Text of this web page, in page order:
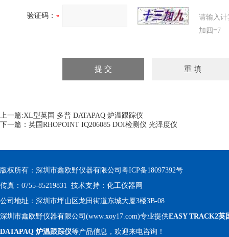
验证码：
请输入
加四=7
上一篇:XL型英国 多普 DATAPAQ 炉温跟踪仪
下一篇： 英国RHOPOINT IQ206085 DOI检测仪 光泽度仪
版权所有：深圳市鑫欧野仪器有限公司 粤ICP备18097392号
传真：0755-85219831 技术支持： 化工仪器网
公司地址：深圳市坪山区龙田街道东城大厦3楼3B-08
深圳市鑫欧野仪器有限公司(www.xoy17.com)专业提供EASY TRACK2英
DATAPAQ 炉温跟踪仪等产品信息，欢迎来电咨询！